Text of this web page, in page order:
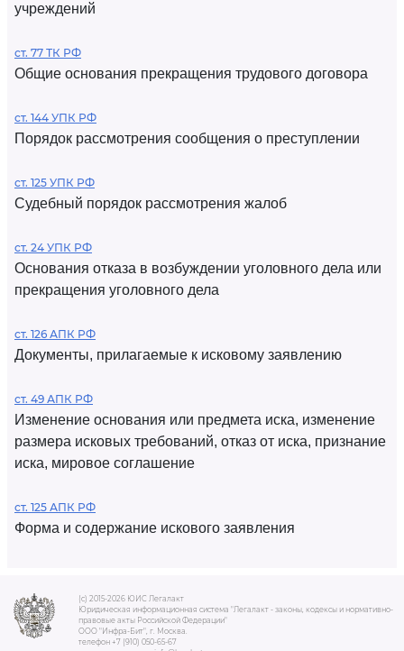
учреждений
ст. 77 ТК РФ
Общие основания прекращения трудового договора
ст. 144 УПК РФ
Порядок рассмотрения сообщения о преступлении
ст. 125 УПК РФ
Судебный порядок рассмотрения жалоб
ст. 24 УПК РФ
Основания отказа в возбуждении уголовного дела или
прекращения уголовного дела
ст. 126 АПК РФ
Документы, прилагаемые к исковому заявлению
ст. 49 АПК РФ
Изменение основания или предмета иска, изменение
размера исковых требований, отказ от иска, признание
иска, мировое соглашение
ст. 125 АПК РФ
Форма и содержание искового заявления
(c) 2015-2026 ЮИС Легалакт
Юридическая информационная система "Легалакт - законы, кодексы и нормативно-
правовые акты Российской Федерации"
ООО "Инфра-Бит", г. Москва.
телефон +7 (910) 050-65-67